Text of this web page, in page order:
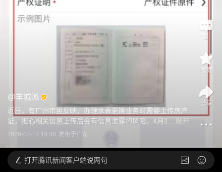
@羊城派
近日，有广州市民反映，办理水表更换业务时需要上传房产
证，担心相关信息上传后会有信息泄露的风险，4月1...
展开
2026-04-14 19:48 发布于 广东
1
2
收藏
分享
打开腾讯新闻客户端说两句